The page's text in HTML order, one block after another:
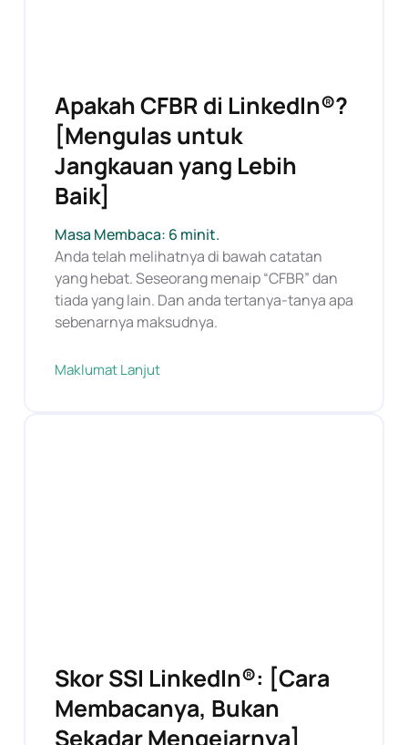
Apakah CFBR di LinkedIn®?
[Mengulas untuk
Jangkauan yang Lebih
Baik]
Masa Membaca: 6 minit.
Anda telah melihatnya di bawah catatan
yang hebat. Seseorang menaip “CFBR” dan
tiada yang lain. Dan anda tertanya-tanya apa
sebenarnya maksudnya.
Maklumat Lanjut
Skor SSI LinkedIn®: [Cara
Membacanya, Bukan
Sekadar Mengejarnya]